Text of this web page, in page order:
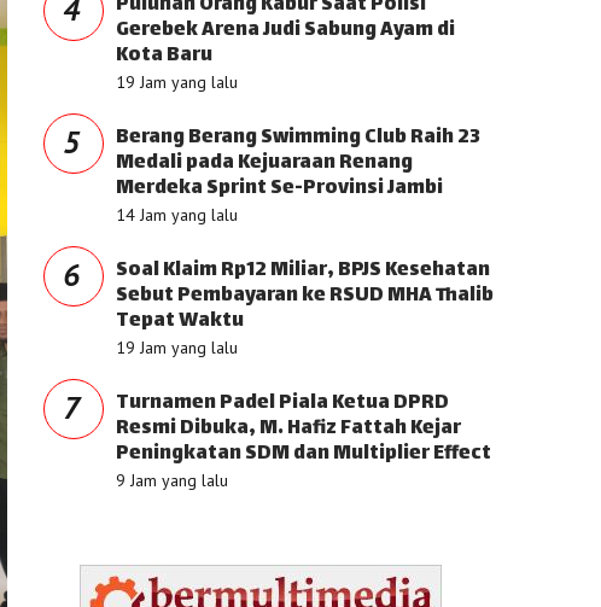
4
Gerebek Arena Judi Sabung Ayam di
Kota Baru
19 Jam yang lalu
5 Berang Berang Swimming Club Raih 23
Medali pada Kejuaraan Renang
Merdeka Sprint Se-Provinsi Jambi
14 Jam yang lalu
6 Soal Klaim Rp12 Miliar, BPJS Kesehatan
Sebut Pembayaran ke RSUD MHA Thalib
Tepat Waktu
19 Jam yang lalu
7 Turnamen Padel Piala Ketua DPRD
Resmi Dibuka, M. Hafiz Fattah Kejar
Peningkatan SDM dan Multiplier Effect
9 Jam yang lalu